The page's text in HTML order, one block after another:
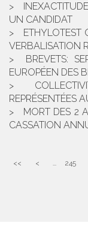
UN CANDIDAT
ETHYLOTEST
VERBALISATION
BREVETS:
EUROPÉEN DES
REPRÉSENTÉES
MORT DES 2
CASSATION
<< < ... 245